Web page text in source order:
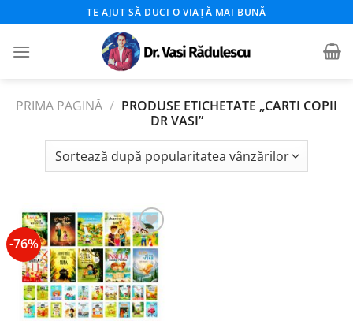
to
content
TE AJUT SĂ DUCI O VIAȚĂ MAI BUNĂ
PRIMA PAGINĂ / PRODUSE ETICHETATE „CARTI COPII
DR VASI”
-76%
Add to
wishlist